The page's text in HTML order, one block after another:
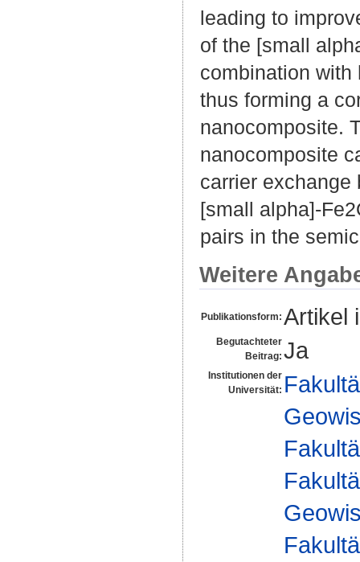
leading to
of the [small
combination with
thus forming a
nanocomposite.
nanocomposite
carrier exchange
[small alpha]-
pairs in the
Weitere
Publikationsform: Artikel
Begutachteter
Beitrag: Ja
Institutionen der
Universität: